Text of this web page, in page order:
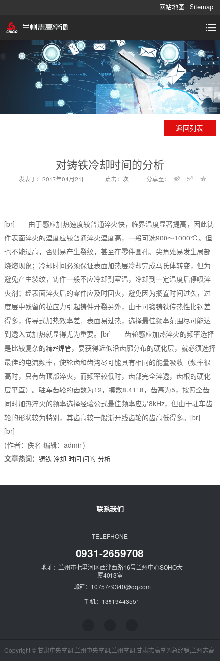
网站地图 Sitemap
返回列表
对铸铁冷却时间的分析
发表于：2017年04月21日 点击：次 分享至：
[br] 由于感应加热速度较普通淬火快，临界温度显著提高，因此铸
件表面淬火的温度应较普通淬火温度高，一般可选900～1000℃。但
也不能过高，否则易产生裂纹，甚至在零件圆孔、尖角处易发生局部
烧熔现象；冷却时间必须保证表面加热层冷却完成马氏体转变，但为
避免产生裂纹，铸件一般不应冷却到室温，冷却到一定温度后停喷淬
火剂；经表面淬火后的零件应及时回火，避免因为搁置时间过久，过
度层中残留的拉应力引起铸件开裂另外，由于可锻铸铁传热性比钢差
得多，传导式加热效率差，表面易过热，选择最佳频率范围尽可能达
到透入式加热就显得尤为重要。[br] 齿轮感应加热淬火的频率选择
是比较复杂的精密焊管，要获得近似沿齿廓分布的硬化层，就必须选择
最佳的电流频率，使轮齿和齿沟尽可能具有相同的能量吸收（频率很
高时，只有齿顶部淬火，而频率较低时，齿部完全淬透，齿根的硬化
层平直）。驻车齿轮的齿数为12，模数8.4118，齿高为5，按照全齿
同时加热淬火的频率选择经验公式最佳频率应是8kHz，但由于驻车齿
轮的形状较为特别，其齿高较一般渐开线齿轮的齿高低得多。[br]
[br]
(作者：佚名 编辑：admin)
文章热词： 铸铁 冷却 时间 间的 分析
联系我们
TELEPHONE
0931-2659708
地址：兰州市七里河区西津西路16号兰州中心SOHO大
厦4013室
邮箱：1075749340@qq.com
手机：13919443551
Copyright © 甘肃中央空调,兰州中央空调,兰州空调,甘肃志高空调总经销,兰州志高